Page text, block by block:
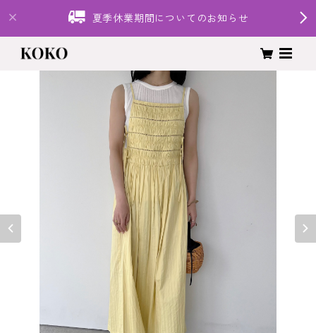
夏季休業期間についてのお知らせ